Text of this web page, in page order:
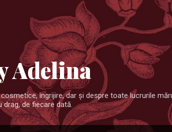
Adelina
îngrijire, dar şi despre toate lucrurile
de fiecare dată.